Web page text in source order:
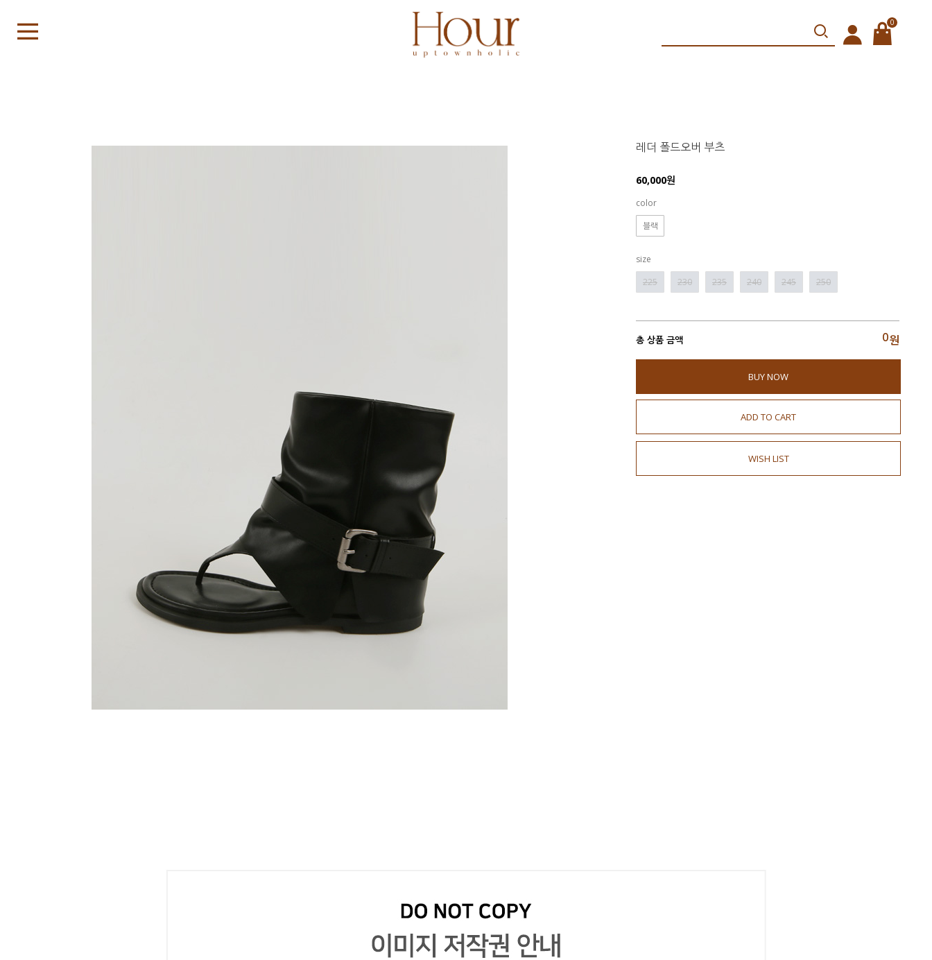
0
레더 폴드오버 부츠
60,000원
color
블랙
size
225
230 235 240 245 250
총 상품 금액 0원
BUY NOW
ADD TO CART
WISH LIST